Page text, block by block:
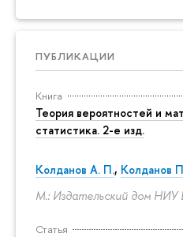
ПУБЛИКАЦИИ
Книга
Теория вероятностей и
статистика. 2-е изд.
Колданов А. П., Колданов
М.: Издательский дом НИУ
Статья